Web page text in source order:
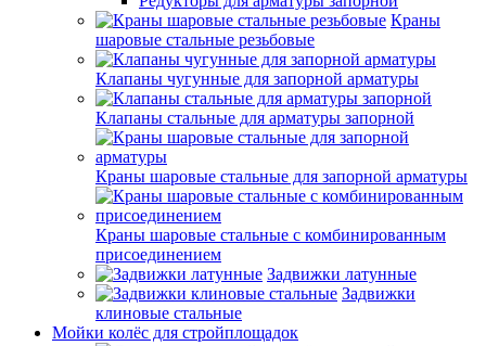
Краны
шаровые стальные резьбовые
Клапаны чугунные для запорной арматуры
Клапаны стальные для арматуры запорной
Краны шаровые стальные для запорной арматуры
Краны шаровые стальные с комбинированным
присоединением
Задвижки латунные
Задвижки
клиновые стальные
Мойки колёс для стройплощадок